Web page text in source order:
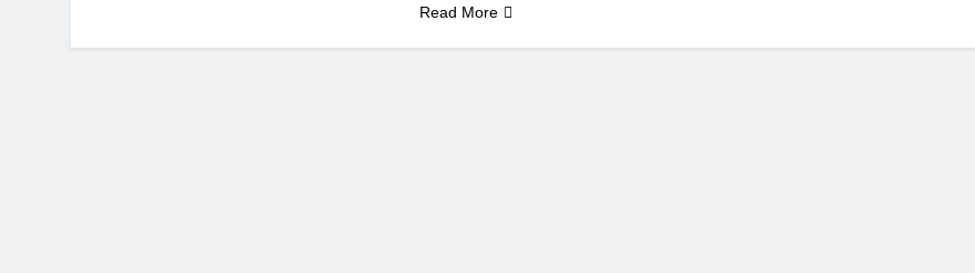
Read More